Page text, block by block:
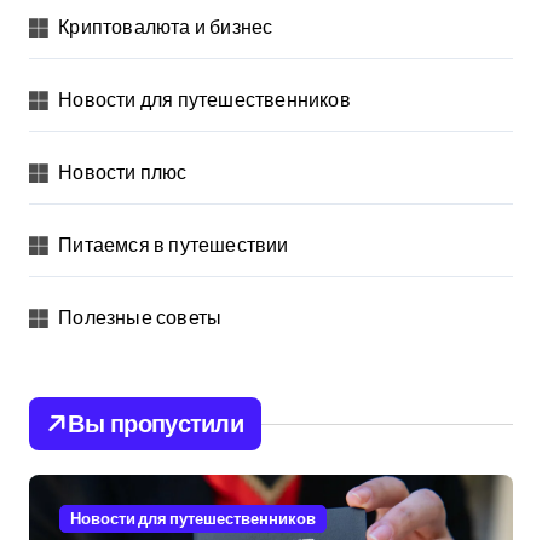
Криптовалюта и бизнес
Новости для путешественников
Новости плюс
Питаемся в путешествии
Полезные советы
Вы пропустили
Новости для путешественников